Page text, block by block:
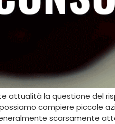
attualità la questione del
compiere
scarsamente